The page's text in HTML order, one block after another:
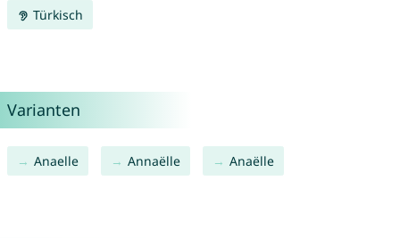
Türkisch
Varianten
Anaelle Annaëlle Anaëlle